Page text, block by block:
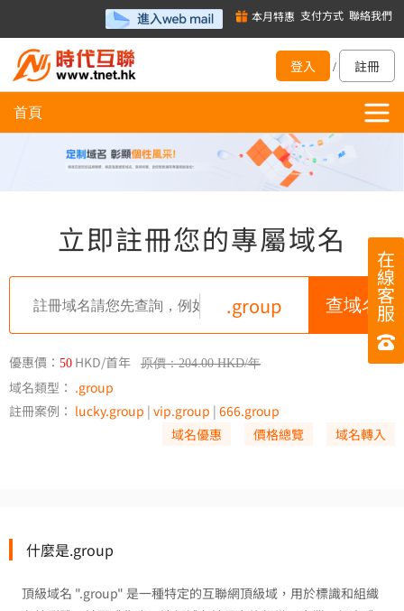
本月特惠 支付方式 聯絡我們
登入 / 註冊
在
線
客
服
首頁
立即註冊您的專屬域名
.group
優惠價： 50 HKD/首年 原價：204.00 HKD/年
域名類型： .group
註冊案例： lucky.group | vip.group | 666.group
域名優惠
價格總覽 域名轉入
什麼是.group
頂級域名 ".group" 是一種特定的互聯網頂級域，用於標識和組織